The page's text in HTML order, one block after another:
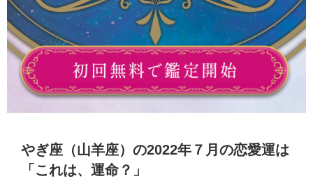
やぎ座（山羊座）の2022年７月の恋愛運は
「これは、運命？」